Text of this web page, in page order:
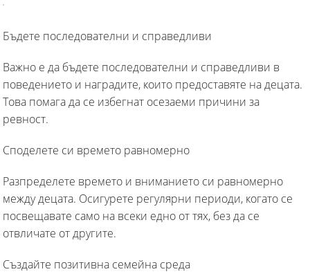
Бъдете последователни и справедливи
Важно е да бъдете последователни и справедливи в
поведението и наградите, които предоставяте на децата.
Това помага да се избегнат осезаеми причини за
ревност.
Споделете си времето равномерно
Разпределете времето и вниманието си равномерно
между децата. Осигурете регулярни периоди, когато се
посвещавате само на всеки едно от тях, без да се
отвличате от другите.
Създайте позитивнa семейнa среда